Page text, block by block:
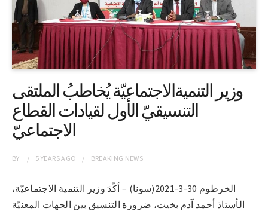
وزير التنميةالاجتماعيّة يُخاطبُ الملتقى
التنسيقيّ الأول لقيادات القطاع
الاجتماعيّ
BY 5 YEARSAGO BREAKING NEWS
الخرطوم 30-3-2021(سونا) – أكّدَ وزير التنمية الاجتماعيّة،
الأستاذ أحمد آدم بخيت، ضرورة التنسيق بين الجهات المعنيّة